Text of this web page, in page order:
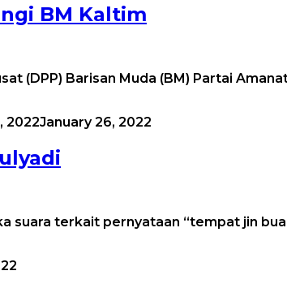
BM Kaltim
(DPP) Barisan Muda (BM) Partai
2022January 26, 2022
suara terkait pernyataan “tempat jin